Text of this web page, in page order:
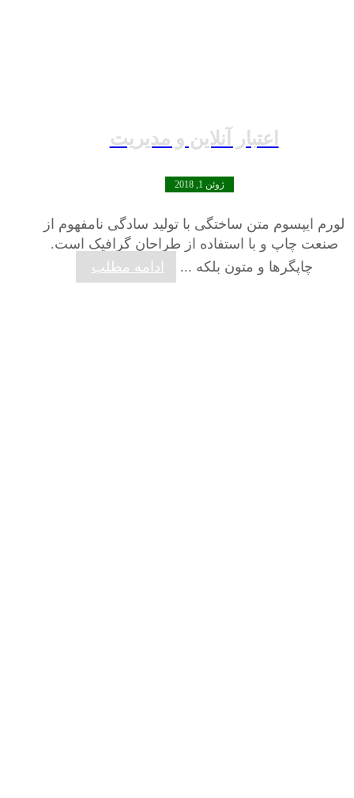
اعتبار آنلاین و مدیریت
ژوئن 1, 2018
لورم ایپسوم متن ساختگی با تولید سادگی نامفهوم از
صنعت چاپ و با استفاده از طراحان گرافیک است.
چاپگرها و متون بلکه ...
ادامه مطلب